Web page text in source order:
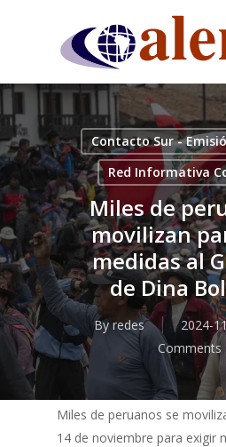
content
Contacto Sur -
Red Informativa
Miles de
movilizan
medidas al
de Dina
By redes 2024-
Comments
Miles de peruanos se
14 de noviembre para exigir